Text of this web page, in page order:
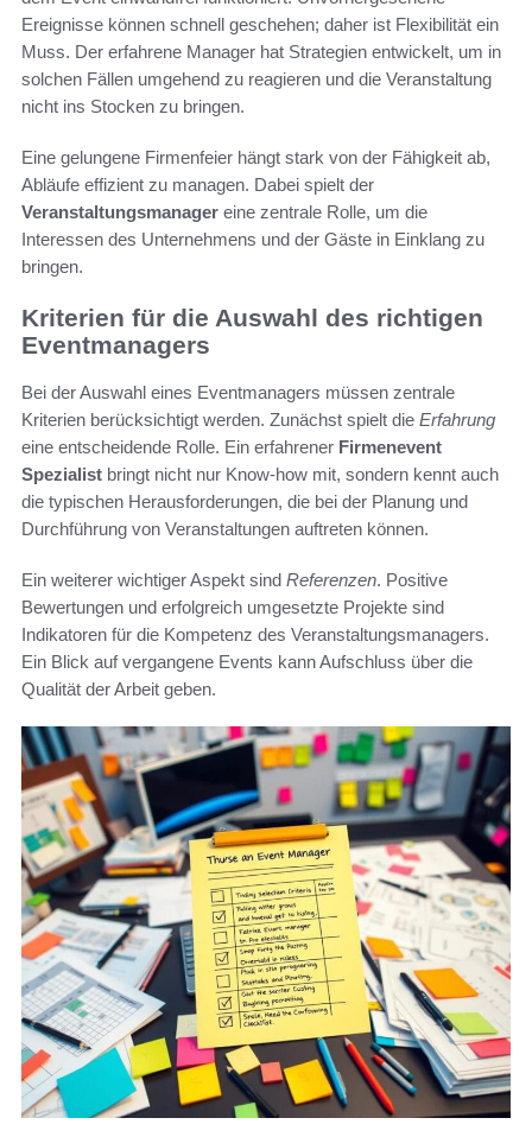
Ereignisse können schnell geschehen; daher ist Flexibilität ein
Muss. Der erfahrene Manager hat Strategien entwickelt, um in
solchen Fällen umgehend zu reagieren und die Veranstaltung
nicht ins Stocken zu bringen.
Eine gelungene Firmenfeier hängt stark von der Fähigkeit ab,
Abläufe effizient zu managen. Dabei spielt der
Veranstaltungsmanager eine zentrale Rolle, um die
Interessen des Unternehmens und der Gäste in Einklang zu
bringen.
Kriterien für die Auswahl des richtigen
Eventmanagers
Bei der Auswahl eines Eventmanagers müssen zentrale
Kriterien berücksichtigt werden. Zunächst spielt die Erfahrung
eine entscheidende Rolle. Ein erfahrener Firmenevent
Spezialist bringt nicht nur Know-how mit, sondern kennt auch
die typischen Herausforderungen, die bei der Planung und
Durchführung von Veranstaltungen auftreten können.
Ein weiterer wichtiger Aspekt sind Referenzen. Positive
Bewertungen und erfolgreich umgesetzte Projekte sind
Indikatoren für die Kompetenz des Veranstaltungsmanagers.
Ein Blick auf vergangene Events kann Aufschluss über die
Qualität der Arbeit geben.